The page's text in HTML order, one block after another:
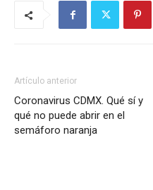
Artículo anterior
Coronavirus CDMX. Qué sí y
qué no puede abrir en el
semáforo naranja